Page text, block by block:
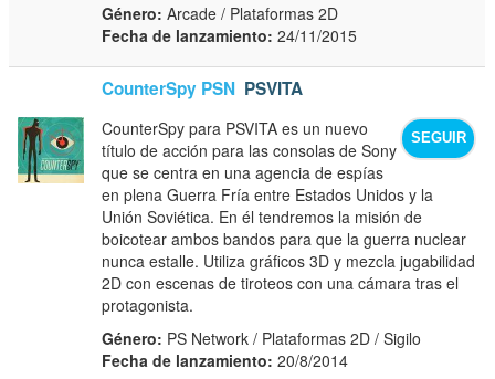
Género: Arcade / Plataformas 2D
Fecha de lanzamiento: 24/11/2015
CounterSpy PSN PSVITA
SEGUIR
CounterSpy para PSVITA es un nuevo
título de acción para las consolas de Sony
que se centra en una agencia de espías
en plena Guerra Fría entre Estados Unidos y la
Unión Soviética. En él tendremos la misión de
boicotear ambos bandos para que la guerra nuclear
nunca estalle. Utiliza gráficos 3D y mezcla jugabilidad
2D con escenas de tiroteos con una cámara tras el
protagonista.
Género: PS Network / Plataformas 2D / Sigilo
Fecha de lanzamiento: 20/8/2014